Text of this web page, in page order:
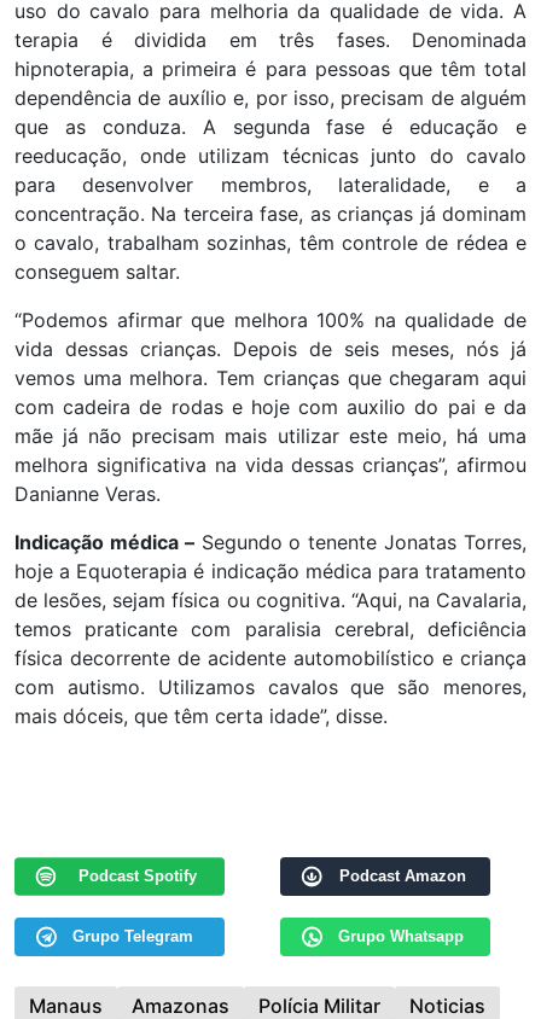
uso do cavalo para melhoria da qualidade de vida. A
terapia é dividida em três fases. Denominada
hipnoterapia, a primeira é para pessoas que têm total
dependência de auxílio e, por isso, precisam de alguém
que as conduza. A segunda fase é educação e
reeducação, onde utilizam técnicas junto do cavalo
para desenvolver membros, lateralidade, e a
concentração. Na terceira fase, as crianças já dominam
o cavalo, trabalham sozinhas, têm controle de rédea e
conseguem saltar.
“Podemos afirmar que melhora 100% na qualidade de
vida dessas crianças. Depois de seis meses, nós já
vemos uma melhora. Tem crianças que chegaram aqui
com cadeira de rodas e hoje com auxilio do pai e da
mãe já não precisam mais utilizar este meio, há uma
melhora significativa na vida dessas crianças”, afirmou
Danianne Veras.
Indicação médica –Segundo o tenente Jonatas Torres,
hoje a Equoterapia é indicação médica para tratamento
de lesões, sejam física ou cognitiva. “Aqui, na Cavalaria,
temos praticante com paralisia cerebral, deficiência
física decorrente de acidente automobilístico e criança
com autismo. Utilizamos cavalos que são menores,
mais dóceis, que têm certa idade”, disse.
Podcast Spotify Podcast Amazon
Grupo Telegram Grupo Whatsapp
Manaus Amazonas Polícia Militar
Noticias